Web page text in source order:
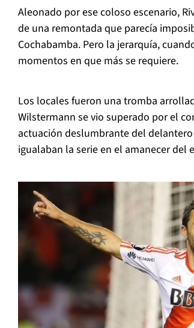
Aleonado por ese coloso escenario,
de una remontada que parecía
Cochabamba. Pero la jerarquía,
momentos en que más se requiere.
Los locales fueron una tromba
Wilstermann se vio superado por el
actuación deslumbrante del
igualaban la serie en el amanecer del